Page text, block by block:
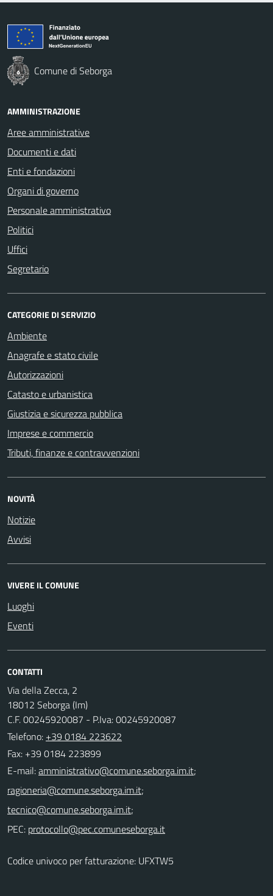
Comune di Seborga
AMMINISTRAZIONE
Aree amministrative
Documenti e dati
Enti e fondazioni
Organi di governo
Personale amministrativo
Politici
Uffici
Segretario
CATEGORIE DI SERVIZIO
Ambiente
Anagrafe e stato civile
Autorizzazioni
Catasto e urbanistica
Giustizia e sicurezza pubblica
Imprese e commercio
Tributi, finanze e contravvenzioni
NOVITÀ
Notizie
Avvisi
VIVERE IL COMUNE
Luoghi
Eventi
CONTATTI
Via della Zecca, 2
18012 Seborga (Im)
C.F. 00245920087 - P.Iva: 00245920087
Telefono: +39 0184 223622
Fax: +39 0184 223899
E-mail:
;
;
;
PEC:
Codice univoco per fatturazione: UFXTW5